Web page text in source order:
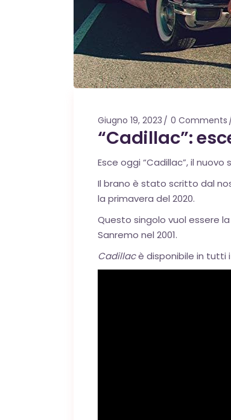
Giugno 19, 2023 0 Comments
“Cadillac”:
Esce oggi “Cadillac”, il nuovo
Il brano è stato scritto dal
la primavera del 2020.
Questo singolo vuol essere
Sanremo nel 2001.
Cadillacè disponibile in tutti